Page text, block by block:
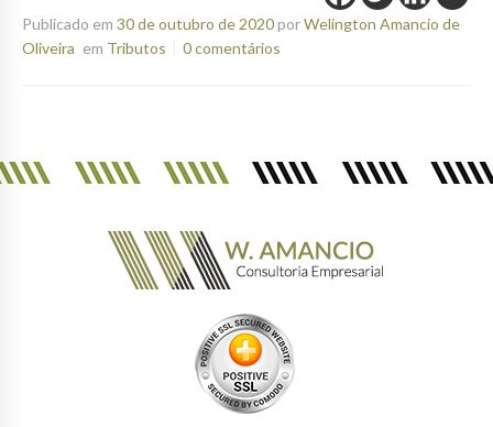
Publicado em 30 de outubro de 2020porWelington Amancio de
Oliveira em Tributos 0 comentários